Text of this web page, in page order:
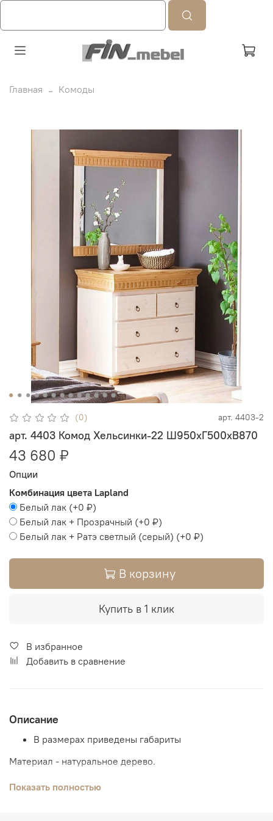
Главная Комоды
(0) арт. 4403-2
арт. 4403 Комод Хельсинки-22 Ш950хГ500хВ870
43 680 ₽
Опции
Комбинация цвета Lapland
Белый лак (+0 ₽)
Белый лак + Прозрачный (+0 ₽)
Белый лак + Ратэ светлый (серый) (+0 ₽)
В корзину
Купить в 1 клик
В избранное
Добавить в сравнение
Описание
В размерах приведены габариты
Материал - натуральное дерево.
Возможны комбинации цвета
Показать полностью